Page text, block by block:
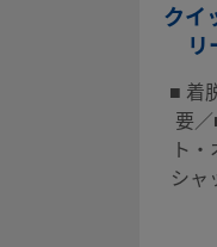
迅速かつ容易に接続
れ、かつ空気混入量
ログインまたは登録し
お問い合
クイ
■ 着
要
ト
シャ